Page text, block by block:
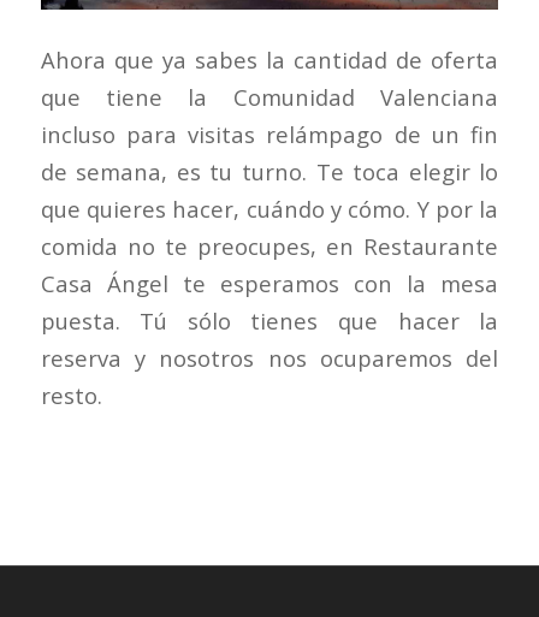
Ahora que ya sabes la cantidad de oferta
que tiene la Comunidad Valenciana
incluso para visitas relámpago de un fin
de semana, es tu turno. Te toca elegir lo
que quieres hacer, cuándo y cómo. Y por la
comida no te preocupes, en Restaurante
Casa Ángel te esperamos con la mesa
puesta. Tú sólo tienes que hacer la
reserva y nosotros nos ocuparemos del
resto.